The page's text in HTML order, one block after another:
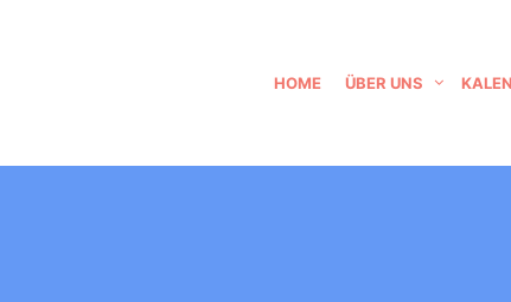
HOME ÜBER UNS